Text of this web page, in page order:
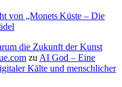
von „Monets Küste – Die
die Zukunft der Kunst
zu AI God – Eine
Kälte und menschlicher